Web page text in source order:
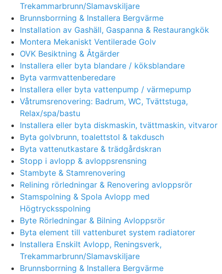
Trekammarbrunn/Slamavskiljare
Brunnsborrning & Installera Bergvärme
Installation av Gashäll, Gaspanna & Restaurangkök
Montera Mekaniskt Ventilerade Golv
OVK Besiktning & Åtgärder
Installera eller byta blandare / köksblandare
Byta varmvattenberedare
Installera eller byta vattenpump / värmepump
Våtrumsrenovering: Badrum, WC, Tvättstuga,
Relax/spa/bastu
Installera eller byta diskmaskin, tvättmaskin, vitvaror
Byta golvbrunn, toalettstol & takdusch
Byta vattenutkastare & trädgårdskran
Stopp i avlopp & avloppsrensning
Stambyte & Stamrenovering
Relining rörledningar & Renovering avloppsrör
Stamspolning & Spola Avlopp med
Högtrycksspolning
Byte Rörledningar & Bilning Avloppsrör
Byta element till vattenburet system radiatorer
Installera Enskilt Avlopp, Reningsverk,
Trekammarbrunn/Slamavskiljare
Brunnsborrning & Installera Bergvärme